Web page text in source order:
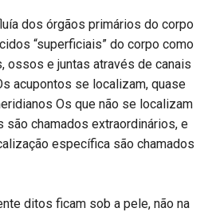
dos órgãos primários do corpo
“superficiais” do corpo como
ossos e juntas através de canais
acupontos se localizam, quase
Os que não se localizam
são chamados extraordinários, e
específica são chamados
ditos ficam sob a pele, não na